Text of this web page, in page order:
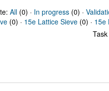
All(0) · In progress(0) ·
(0) · 15e Lattice Sieve (0) · 15e